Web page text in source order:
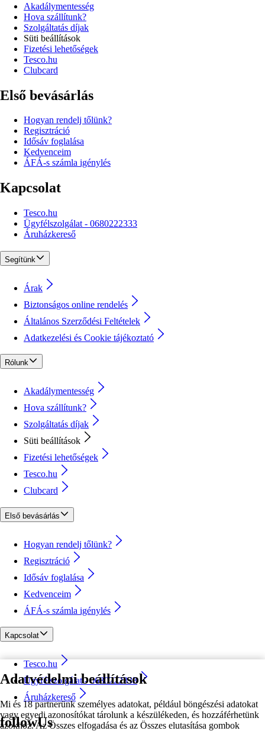
Adatvédelmi beállítások
Mi és 18 partnerünk személyes adatokat, például böngészési adatokat
vagy egyedi azonosítókat tárolunk a készülékeden, és hozzáférhetünk
azokhoz. Az Összes elfogadása és az Összes elutasítása gombok
Akadálymentesség
Hova szállítunk?
Szolgáltatás díjak
Süti beállítások
Fizetési lehetőségek
Tesco.hu
Clubcard
Első bevásárlás
Hogyan rendelj tőlünk?
Regisztráció
Idősáv foglalása
Kedvenceim
ÁFÁ-s számla igénylés
Kapcsolat
Tesco.hu
Ügyfélszolgálat - 0680222333
Áruházkereső
Segítünk
Árak
Biztonságos online rendelés
Általános Szerződési Feltételek
Adatkezelési és Cookie tájékoztató
Rólunk
Akadálymentesség
Hova szállítunk?
Szolgáltatás díjak
Süti beállítások
Fizetési lehetőségek
Tesco.hu
Clubcard
Első bevásárlás
Hogyan rendelj tőlünk?
Regisztráció
Idősáv foglalása
Kedvenceim
ÁFÁ-s számla igénylés
Kapcsolat
Tesco.hu
Ügyfélszolgálat - 0680222333
Áruházkereső
followUs